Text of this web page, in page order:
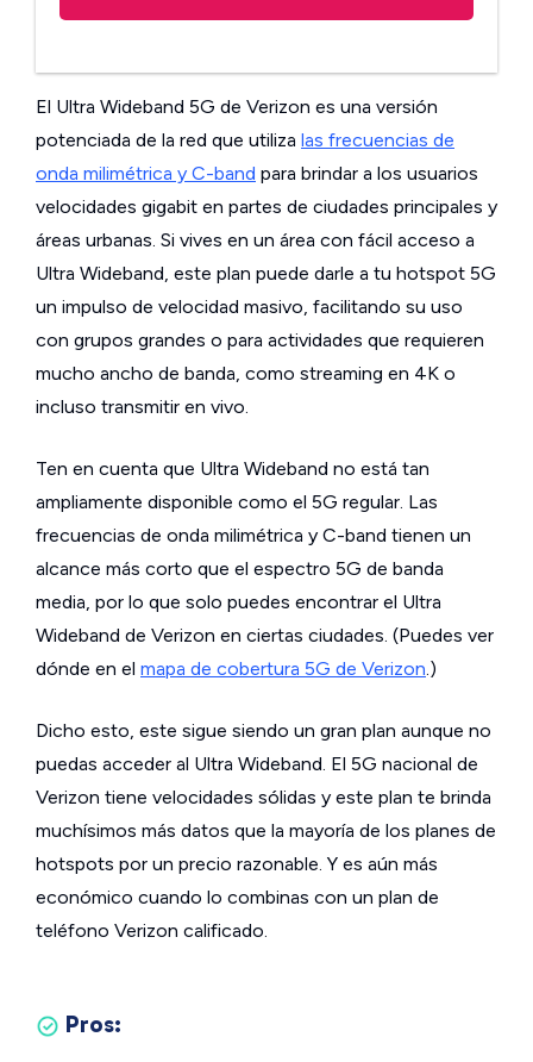
El Ultra Wideband 5G de Verizon es una versión
potenciada de la red que utiliza las frecuencias de
onda milimétrica y C-band para brindar a los usuarios
velocidades gigabit en partes de ciudades principales y
áreas urbanas. Si vives en un área con fácil acceso a
Ultra Wideband, este plan puede darle a tu hotspot 5G
un impulso de velocidad masivo, facilitando su uso
con grupos grandes o para actividades que requieren
mucho ancho de banda, como streaming en 4K o
incluso transmitir en vivo.
Ten en cuenta que Ultra Wideband no está tan
ampliamente disponible como el 5G regular. Las
frecuencias de onda milimétrica y C-band tienen un
alcance más corto que el espectro 5G de banda
media, por lo que solo puedes encontrar el Ultra
Wideband de Verizon en ciertas ciudades. (Puedes ver
dónde en el mapa de cobertura 5G de Verizon.)
Dicho esto, este sigue siendo un gran plan aunque no
puedas acceder al Ultra Wideband. El 5G nacional de
Verizon tiene velocidades sólidas y este plan te brinda
muchísimos más datos que la mayoría de los planes de
hotspots por un precio razonable. Y es aún más
económico cuando lo combinas con un plan de
teléfono Verizon calificado.
Pros: